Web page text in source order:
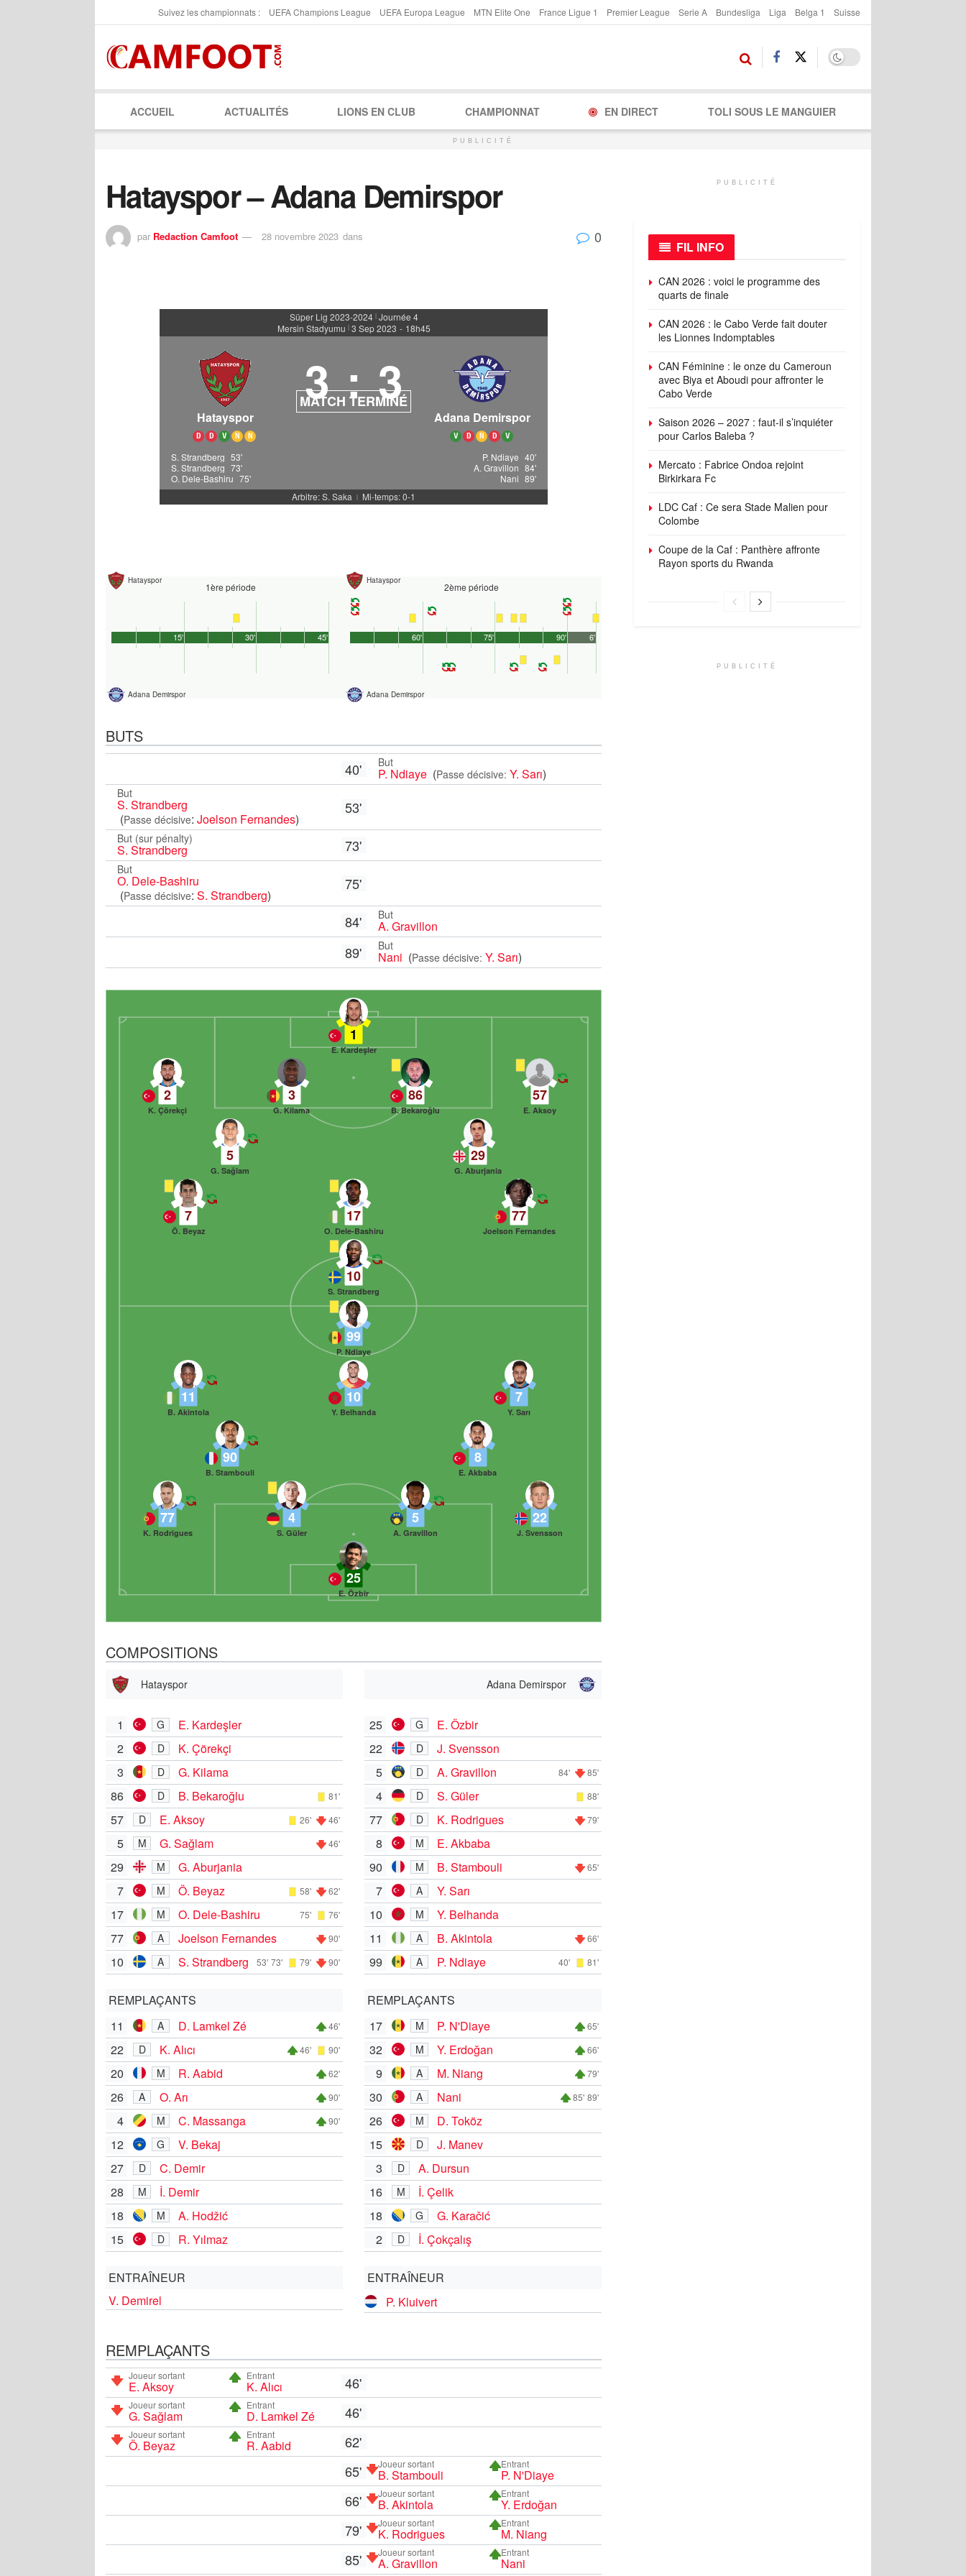
Suivez les championnats : UEFA Champions League UEFA Europa League MTN Elite One France Ligue 1 Premier League Serie A Bundesliga Liga Belga 1 Suisse
ACCUEIL ACTUALITÉS LIONS EN CLUB CHAMPIONNAT EN DIRECT TOLI SOUS LE MANGUIER
PUBLICITÉ
Hatayspor – Adana Demirspor
par Redaction Camfoot 28 novembre 2023 dans 0
Süper Lig 2023-2024 | Journée 4
Mersin Stadyumu | 3 Sep 2023 - 18h45
Hatayspor
D D V N N
3 : 3
MATCH TERMINÉ
Adana Demirspor
V D N D V
S. Strandberg 53'
S. Strandberg 73'
O. Dele-Bashiru 75'
P. Ndiaye 40'
A. Gravillon 84'
Nani 89'
Arbitre: S. Saka
| Mi-temps: 0-1
Hatayspor
1ère période
Adana Demirspor
45'
15' 30'
Hatayspor
2ème période
Adana Demirspor
90'
60' 75' 6'
BUTS
40' But
P. Ndiaye (Passe décisive: Y. Sarı)
But
S. Strandberg
(Passe décisive: Joelson Fernandes)
53'
But (sur pénalty)
S. Strandberg 73'
But
O. Dele-Bashiru
(Passe décisive: S. Strandberg)
75'
84' But
A. Gravillon
89' But
Nani (Passe décisive: Y. Sarı)
1
E. Kardeşler
57
E. Aksoy
86
B. Bekaroğlu
3
G. Kilama
2
K. Çörekçi
29
G. Aburjania
5
G. Sağlam
77
Joelson Fernandes
17
O. Dele-Bashiru
7
Ö. Beyaz
10
S. Strandberg
25
E. Özbir
77
K. Rodrigues
4
S. Güler
5
A. Gravillon
22
J. Svensson
90
B. Stambouli
8
E. Akbaba
11
B. Akintola
10
Y. Belhanda
7
Y. Sarı
99
P. Ndiaye
COMPOSITIONS
Hatayspor
1 G
E. Kardeşler
2
D
K. Çörekçi
3
D
G. Kilama
86
D B. Bekaroğlu 81'
57 D E. Aksoy 26' 46'
5 M G. Sağlam 46'
29 M
G. Aburjania
7
M Ö. Beyaz 58' 62'
17 M O. Dele-Bashiru 75' 76'
77 A Joelson Fernandes 90'
10 A S. Strandberg 53' 73' 79' 90'
REMPLAÇANTS
11
A D. Lamkel Zé 46'
22 D K. Alıcı 46' 90'
20 M R. Aabid 62'
26 A O. Arı 90'
4 M C. Massanga 90'
12 G
V. Bekaj
27
D
C. Demir
28
M
İ. Demir
18
M
A. Hodžić
15
D R. Yılmaz
ENTRAÎNEUR
V. Demirel
Adana Demirspor
25 G
E. Özbir
22
D
J. Svensson
5
D A. Gravillon 84' 85'
4 D S. Güler 88'
77 D K. Rodrigues 79'
8 M
E. Akbaba
90
M B. Stambouli 65'
7 A
Y. Sarı
10
M
Y. Belhanda
11
A B. Akintola 66'
99 A P. Ndiaye 40' 81'
REMPLAÇANTS
17
M P. N'Diaye 65'
32 M Y. Erdoğan 66'
9 A M. Niang 79'
30 A Nani 85' 89'
26 M
D. Toköz
15
D
J. Manev
3
D
A. Dursun
16
M
İ. Çelik
18
G
G. Karačić
2
D İ. Çokçalış
ENTRAÎNEUR
P. Kluivert
REMPLAÇANTS
Joueur sortant
E. Aksoy
Entrant
K. Alıcı 46'
Joueur sortant
G. Sağlam
Entrant
D. Lamkel Zé 46'
Joueur sortant
Ö. Beyaz
Entrant
R. Aabid
62'
65'
Joueur sortant
B. Stambouli
Entrant
P. N'Diaye
66' Joueur sortant
B. Akintola
Entrant
Y. Erdoğan
79' Joueur sortant
K. Rodrigues
Entrant
M. Niang
85' Joueur sortant
A. Gravillon
Entrant
Nani
PUBLICITÉ
FIL INFO
CAN 2026 : voici le programme des
quarts de finale
CAN 2026 : le Cabo Verde fait douter
les Lionnes Indomptables
CAN Féminine : le onze du Cameroun
avec Biya et Aboudi pour affronter le
Cabo Verde
Saison 2026 – 2027 : faut-il s’inquiéter
pour Carlos Baleba ?
Mercato : Fabrice Ondoa rejoint
Birkirkara Fc
LDC Caf : Ce sera Stade Malien pour
Colombe
Coupe de la Caf : Panthère affronte
Rayon sports du Rwanda
PUBLICITÉ